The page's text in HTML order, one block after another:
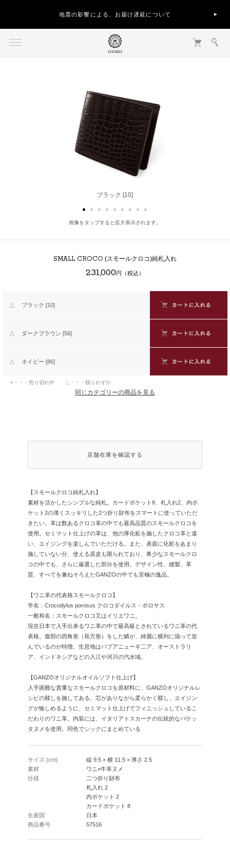
地震の影響による、お届け遅延について
ブラック [10]
ダークブラウン [56]
画像をタップすると拡大表示されます。
SMALL CROCO (スモールクロコ)純札入れ
231,000円（税込）
△ ブラック [10]
△ ダークブラウン [56]
△ ネイビー [86]
×・・・売り切れ中 △・・・残りわずか
同じカテゴリーの商品を見る
店舗在庫を確認する
【スモールクロコ純札入れ】
素材を活かしたシンプルな純札。カードポケット8、札入れ2、内ポ
ケット2の薄くスッキリした2つ折り財布をスマートに使っていただ
きたい。革は数あるクロコ革の中でも最高品質のスモールクロコを
使用。セミマット仕上げの革は、他の厚化粧を施したクロコ革と違
い、エイジングを楽しんでいただける。また、表面に化粧をあまり
施していない分、使える原皮も限られており、希少なスモールクロ
コの中でも、さらに厳選した部分を使用。デザイン性、縫製、革
質、すべてを兼ねそろえたGANZOの中でも至極の逸品。
【ワニ革の代表格スモールクロコ】
学名：Crocodylus porosus クロコダイルス・ポロサス
一般和名：スモールクロコ又はイリエワニ。
現在日本で入手出来るワニ革の中で最高級とされているワニ革の代
表格。腹部の四角形（長方形）をした鱗が、綺麗に横列に揃って並
んでいるのが特徴。生息地はパプアニューギ二ア、オーストラリ
ア、インドネシアなどの入江や河川の汽水域。
【GANZOオリジナルオイルソフト仕上げ】
入手困難な貴重なスモールクロコを原材料に、GANZOオリジナルレ
シピの鞣しを施してある。芯がありながら柔らかく鞣し、エイジン
グが愉しめるように、セミマット仕上げでフィニッシュしているこ
だわりのワニ革。内装には、イタリアトスカーナの伝統的なバケッ
タヌメを使用。同色でシックにまとめている
サイズ (cm)
縦 9.5 × 横 11.5 × 厚さ 2.5
素材
ワニ×牛革ヌメ
仕様
二つ折り財布
札入れ 2
内ポケット 2
カードポケット 8
生産国
日本
商品番号
57516